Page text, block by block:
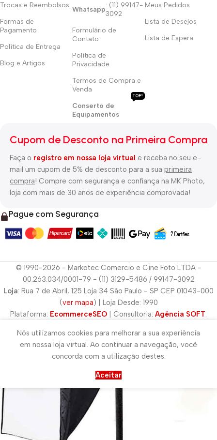
Trocas e Reembolsos
Formas de
Pagamento
Política de Entrega
Blog e Artigos
Whatsapp
: (11) 99147-
3092
Formulário de
Contato
Política de
Privacidade
Termos de Compra e
Venda
Conserto de
Equipamentos
TOP!
Meus Pedidos
Lista de Desejos
Lista de Espera
Cupom de Desconto na Primeira Compra
Faça o registro em nossa loja virtual e receba no seu e-
mail um cupom de 5% de desconto para a sua primeira
compra! Compre com segurança e confiança na MK Photo,
loja com mais de 30 anos de experiência comprovada!
Pague com Segurança
© 1990-2026 - Markotec Comercio e Cine Foto LTDA -
00.263.034/0001-79 - (11) 3129-5486 / 99147-3092
Loja: Rua 7 de Abril, 125 Loja 34 São Paulo - SP CEP 01043-000
(ver mapa) | Loja Desde: 1990
Plataforma: EcommerceSEO | Consultoria: Agência SOFT.
Nós utilizamos cookies para melhorar a sua experiência
em nossa loja virtual. Ao continuar a navegação, você
concorda com a utilização destes.
Aceitar